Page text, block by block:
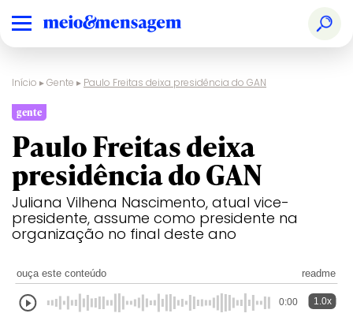
Início ▸Gente ▸ Paulo Freitas deixa presidência do GAN
gente
Paulo Freitas deixa
presidência do GAN
Juliana Vilhena Nascimento, atual vice-
presidente, assume como presidente na
organização no final deste ano
ouça este conteúdo readme
0:00 1.0x